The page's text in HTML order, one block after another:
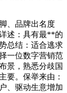
、品牌出名度
述：具有最**的
总结：适合逃求
一位数字营销范
景，熟悉分歧国
要。保举来由：
、驱动生意增加